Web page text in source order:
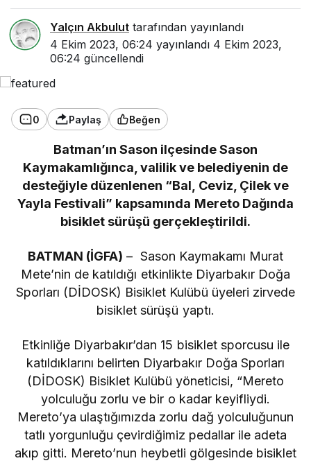
Yalçın Akbulut tarafından yayınlandı
4 Ekim 2023, 06:24 yayınlandı 4 Ekim 2023,
06:24 güncellendi
0 Paylaş Beğen
Batman’ın Sason ilçesinde Sason
Kaymakamlığınca, valilik ve belediyenin de
desteğiyle düzenlenen “Bal, Ceviz, Çilek ve
Yayla Festivali” kapsamında Mereto Dağında
bisiklet sürüşü gerçekleştirildi.
BATMAN (İGFA) – Sason Kaymakamı Murat
Mete’nin de katıldığı etkinlikte Diyarbakır Doğa
Sporları (DİDOSK) Bisiklet Kulübü üyeleri zirvede
bisiklet sürüşü yaptı.
Etkinliğe Diyarbakır’dan 15 bisiklet sporcusu ile
katıldıklarını belirten Diyarbakır Doğa Sporları
(DİDOSK) Bisiklet Kulübü yöneticisi, “Mereto
yolculuğu zorlu ve bir o kadar keyifliydi.
Mereto’ya ulaştığımızda zorlu dağ yolculuğunun
tatlı yorgunluğu çevirdiğimiz pedallar ile adeta
akıp gitti. Mereto’nun heybetli gölgesinde bisiklet